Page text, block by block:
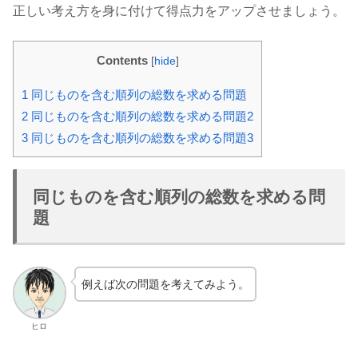
正しい考え方を身に付けて得点力をアップさせましょう。
Contents [hide]
1 同じものを含む順列の総数を求める問題
2 同じものを含む順列の総数を求める問題2
3 同じものを含む順列の総数を求める問題3
同じものを含む順列の総数を求める問
題
ヒロ
例えば次の問題を考えてみよう。